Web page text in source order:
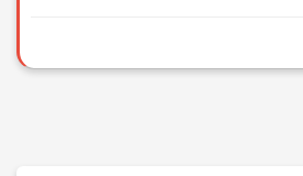
Zadania Mechaniczny montaż urządzeń,